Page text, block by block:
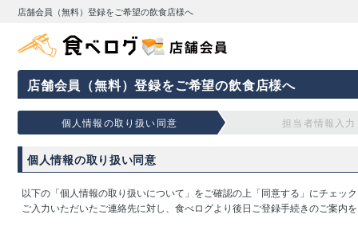
店舗会員（無料）登録をご希望の飲食店様へ
店舗会員（無料）登録をご希望の飲食店様へ
個人情報の取り扱い同意 担当者情報入力
個人情報の取り扱い同意
以下の「個人情報の取り扱いについて」をご確認の上「同意する」にチェッ
ご入力いただいたご連絡先に対し、食べログより後日ご登録手続きのご案内